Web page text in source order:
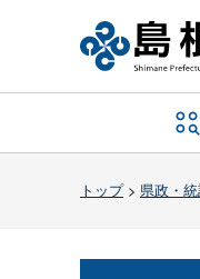
トップ> 県政・